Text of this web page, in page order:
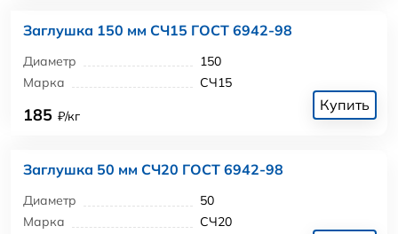
Заглушка 150 мм СЧ15 ГОСТ 6942-98
Диаметр
150
Марка
СЧ15
185 ₽/кг
Купить
Заглушка 50 мм СЧ20 ГОСТ 6942-98
Диаметр
50
Марка
СЧ20